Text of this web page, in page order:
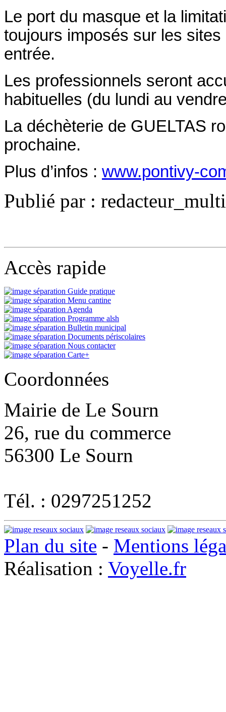
Le port du masque et la
toujours imposés sur les
entrée.
Les professionnels seront
habituelles (du lundi au
La déchèterie de GUELTAS
prochaine.
Plus d’infos : www.pontivy-
Publié par :
Accès rapide
Guide pratique
Menu cantine
Agenda
Programme alsh
Bulletin municipal
Documents périscolaires
Nous contacter
Carte+
Coordonnées
Mairie de Le Sourn
26, rue du commerce
56300 Le Sourn
Tél. : 0297251252
Plan du site - Mentions
Réalisation : Voyelle.fr